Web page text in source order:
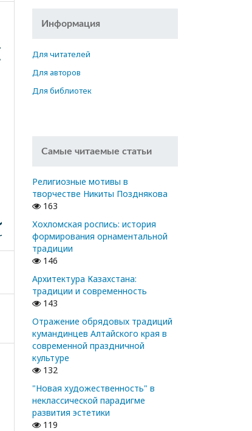
Информация
Для читателей
Для авторов
Для библиотек
Самые читаемые статьи
Религиозные мотивы в
творчестве Никиты Позднякова
163
Хохломская роспись: история
формирования орнаментальной
традиции
146
Архитектура Казахстана:
традиции и современность
143
Отражение обрядовых традиций
кумандинцев Алтайского края в
современной праздничной
культуре
132
"Новая художественность" в
неклассической парадигме
развития эстетики
119